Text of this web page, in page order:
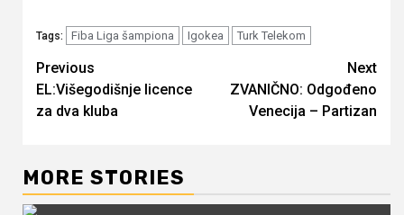
Tags: Fiba Liga šampiona Igokea Turk Telekom
Continue
Reading
Previous
EL:Višegodišnje licence
za dva kluba
Next
ZVANIČNO: Odgođeno
Venecija – Partizan
MORE STORIES